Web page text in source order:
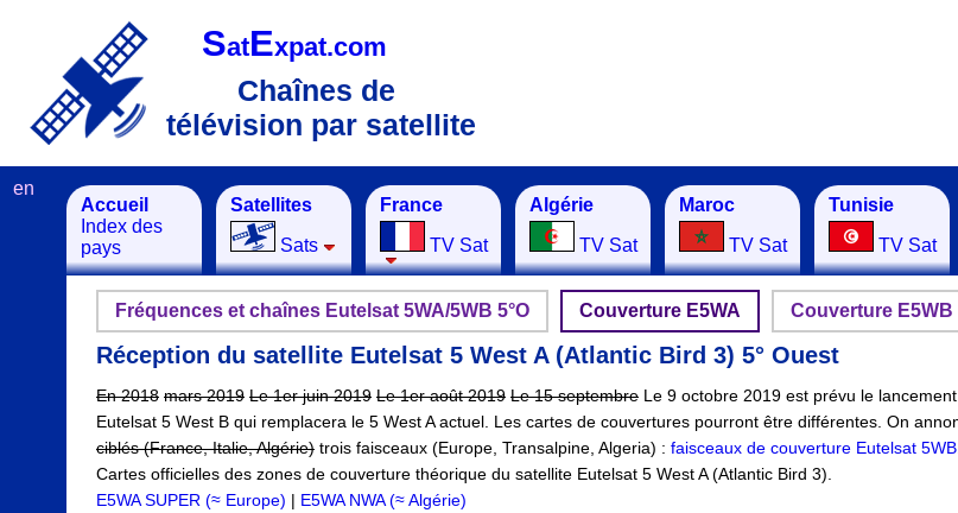
SatExpat.com
Chaînes de
télévision par satellite
Accueil
Index des
pays
Satellites
Sats
France
TV Sat
Algérie
TV Sat
Maroc
TV Sat
Tunisie
TV Sat
en
Fréquences et chaînes Eutelsat 5WA/5WB 5°O Couverture E5WA Couverture E5WB
Réception du satellite Eutelsat 5 West A (Atlantic Bird 3) 5° Ouest
En 2018 mars 2019 Le 1er juin 2019 Le 1er août 2019 Le 15 septembre Le 9 octobre 2019 est prévu le
Eutelsat 5 West B qui remplacera le 5 West A actuel. Les cartes de couvertures pourront être différentes. On
ciblés (France, Italie, Algérie) trois faisceaux (Europe, Transalpine, Algeria) : faisceaux de couverture Eutelsat 5WB
Cartes officielles des zones de couverture théorique du satellite Eutelsat 5 West A (Atlantic Bird 3).
E5WA SUPER (≈ Europe) | E5WA NWA (≈ Algérie)